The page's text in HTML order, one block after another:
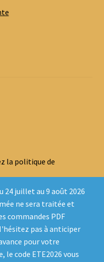
24 juillet au 9 août 2026
ne sera traitée et
commandes PDF
pas à anticiper
pour votre
code ETE2026 vous
la politique de